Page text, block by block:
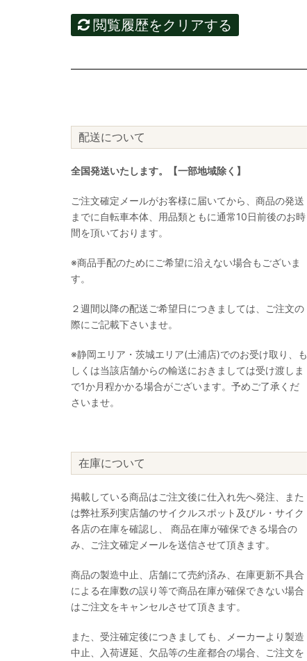
閲覧履歴をクリアする
配送について
全国発送いたします。【一部地域除く】
ご注文確定メールがお客様に届いてから、商品の発送
までに自転車本体、用品類ともに通常10日前後のお時
間を頂いております。
※商品手配のためにご希望に沿えない場合もございま
す。
２週間以降の配送ご希望日につきましては、ご注文の
際にご記載下さいませ。
※静岡エリア・茨城エリア(土浦店)でのお受け取り、も
しくは当該店舗からの輸送におきましては受け渡しま
で1か月程かかる場合がございます。予めご了承くだ
さいませ。
在庫について
掲載している商品はご注文後に仕入れ先へ発注、また
は弊社系列実店舗のサイクルスポット及びル・サイク
各店の在庫を確認し、 商品在庫が確保できる場合の
み、ご注文確定メールを送信させて頂きます。
商品の製造中止、店舗にて売約済み、在庫更新不具合
による在庫数の誤り等で商品在庫が確保できない場合
はご注文をキャンセルさせて頂きます。
また、受注確定後につきましても、メーカーより製造
中止、入荷遅延、欠品等の生産都合の場合、ご注文を